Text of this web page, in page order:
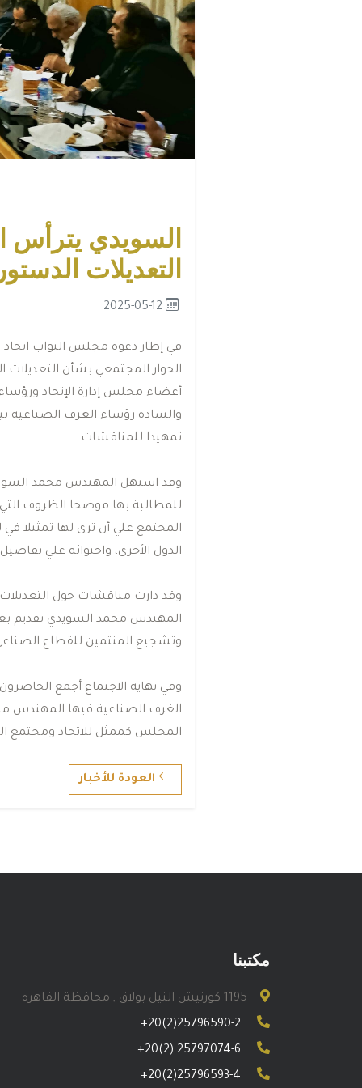
السويدي يترأس
التعديلات
ﻓﻲ إﻃﺎر دﻋﻮة ﻣﺠﻠﺲ اﻟﻨﻮاب
اﻟﺤﻮار اﻟﻤﺠﺘﻤﻌﻲ ﺑﺸﺄن
أﻋﻀﺎء ﻣﺠﻠﺲ إدارة اﻹﺗﺤﺎد
واﻟﺴﺎدة رؤﺳﺎء اﻟﻐﺮف اﻟﺼﻨﺎﻋﻴﺔ
ﺗﻤﻬﻴﺪا ﻟﻠﻤﻨﺎﻗﺸﺎت.
وﻗﺪ اﺳﺘﻬﻞ اﻟﻤﻬﻨﺪس ﻣﺤﻤﺪ
ﻟﻠﻤﻄﺎﻟﺒﺔ ﺑﻬﺎ ﻣﻮﺿﺤﺎ اﻟﻈﺮوف
اﻟﻤﺠﺘﻤﻊ ﻋﻠﻲ أن ﺗﺮى ﻟﻬﺎ ﺗﻤﺜﻴﻼ
اﻟﺪول اﻷﺧﺮى، واﺣﺘﻮاﺋﻪ ﻋﻠﻲ
وﻗﺪ دارت ﻣﻨﺎﻗﺸﺎت ﺣﻮل اﻟﺘﻌﺪﻳﻼت
اﻟﻤﻬﻨﺪس ﻣﺤﻤﺪ اﻟﺴﻮﻳﺪي ﺗﻘﺪﻳﻢ
وﺗﺸﺠﻴﻊ اﻟﻤﻨﺘﻤﻴﻦ ﻟﻠﻘﻄﺎع
وﻓﻲ ﻧﻬﺎﻳﺔ اﻻﺟﺘﻤﺎع أﺟﻤﻊ
اﻟﻐﺮف اﻟﺼﻨﺎﻋﻴﺔ ﻓﻴﻬﺎ اﻟﻤﻬﻨﺪس
اﻟﻤﺠﻠﺲ ﻛﻤﻤﺜﻞ ﻟﻼﺗﺤﺎد وﻣﺠﺘﻤﻊ
العودة للأخبار
مكتبنا
1195 كورنيش النيل بولاق , محافظة القاهره
+20(2)25796590-2
+20(2) 25797074-6
+20(2)25796593-4